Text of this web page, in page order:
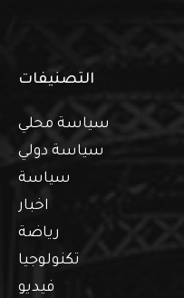
التصنيفات
سياسة محلي
سياسة دولي
سياسة
اخبار
رياضة
تكنولوجيا
فيديو